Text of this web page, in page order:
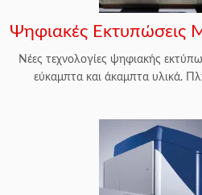
Ψηφιακές Εκτυπώσεις
Νέες τεχνολογίες ψηφιακής
εύκαμπτα και άκαμπτα υλικά.